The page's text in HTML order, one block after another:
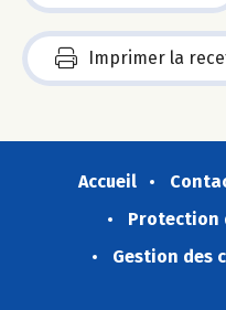
Imprimer la
Accueil
Protection
Gestion des